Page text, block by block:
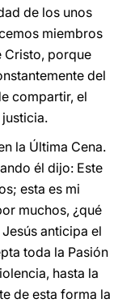
de los unos
miembros
Cristo, porque
del
compartir, el
la Última Cena.
él dijo: Este
esta es mi
muchos, ¿qué
anticipa el
toda la Pasión
hasta la
de esta forma la